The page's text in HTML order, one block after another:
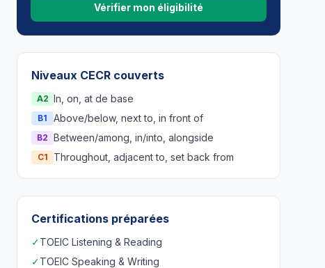
Vérifier mon éligibilité
Niveaux CECR couverts
A2 In, on, at de base
B1 Above/below, next to, in front of
B2 Between/among, in/into, alongside
C1 Throughout, adjacent to, set back from
Certifications préparées
✓TOEIC Listening & Reading
✓TOEIC Speaking & Writing